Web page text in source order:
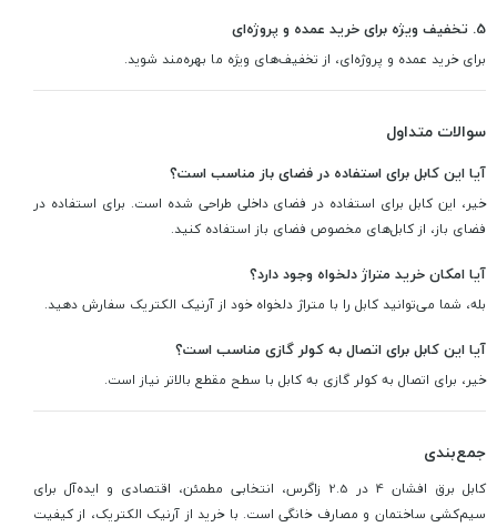
5. تخفیف ویژه برای خرید عمده و پروژه‌ای
برای خرید عمده و پروژه‌ای، از تخفیف‌های ویژه ما بهره‌مند شوید.
سوالات متداول
آیا این کابل برای استفاده در فضای باز مناسب است؟
خیر، این کابل برای استفاده در فضای داخلی طراحی شده است. برای استفاده در
فضای باز، از کابل‌های مخصوص فضای باز استفاده کنید.
آیا امکان خرید متراژ دلخواه وجود دارد؟
بله، شما می‌توانید کابل را با متراژ دلخواه خود از آرنیک الکتریک سفارش دهید.
آیا این کابل برای اتصال به کولر گازی مناسب است؟
خیر، برای اتصال به کولر گازی به کابل با سطح مقطع بالاتر نیاز است.
جمع‌بندی
کابل برق افشان 4 در 2.5 زاگرس، انتخابی مطمئن، اقتصادی و ایده‌آل برای
سیم‌کشی ساختمان و مصارف خانگی است. با خرید از آرنیک الکتریک، از کیفیت